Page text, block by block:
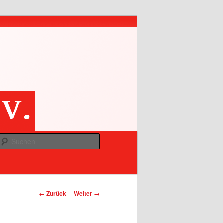
Bilder-Navigation
← Zurück Weiter →